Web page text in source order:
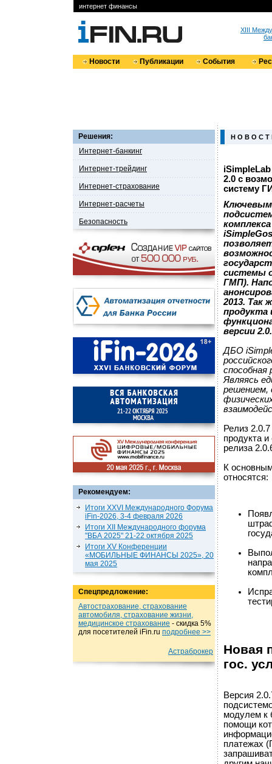
интернет финансы
XIII
Новости Публикации События
Решения:
Интернет-банкинг
Интернет-трейдинг
Интернет-страхование
Интернет-расчеты
Безопасность
Рекомендуем:
Итоги XXVI Международного Форума
iFin-2026, 3-4 февраля 2026
Итоги XII Международного форума
"ВБА 2025" 21-22 октября 2025
Итоги XV Конференции
«МОБИЛЬНЫЕ ФИНАНСЫ 2025», 20
мая 2025
Спецпредложение:
Автострахование, страхование
автомобиля, страхование жизни,
медицинское страхование - cкидка 5%
для посетителей iFin.ru подробнеe >>
Астраброкер
Н О В О С Т
2.0 с
систему
Ключевым
системы
ГМП).
2013. Так
продукта
версии
ДБО
Являясь
решением,
Релиз
продукта
релиза
К
относятся:
Новая
гос.
Версия
модулем к
помощи
платежах